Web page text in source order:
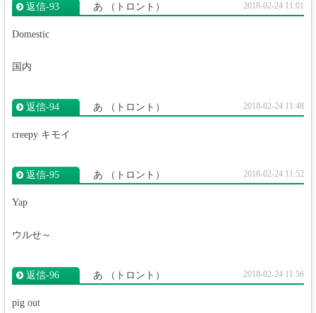
返信‐93 あ （トロント） 2018-02-24 11:01
Domestic
国内
返信‐94 あ （トロント） 2018-02-24 11:48
creepy キモイ
返信‐95 あ （トロント） 2018-02-24 11:52
Yap
ウルせ～
返信‐96 あ （トロント） 2018-02-24 11:56
pig out